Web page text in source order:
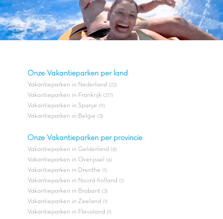
Onze Vakantieparken per land
Vakantieparken in Nederland (22)
Vakantieparken in Frankrijk (217)
Vakantieparken in Spanje (9)
Vakantieparken in Belgie (3)
Onze Vakantieparken per provincie
Vakantieparken in Gelderland (8)
Vakantieparken in Overijssel (6)
Vakantieparken in Drenthe (1)
Vakantieparken in Noord-holland (1)
Vakantieparken in Brabant (3)
Vakantieparken in Zeeland (1)
Vakantieparken in Flevoland (1)